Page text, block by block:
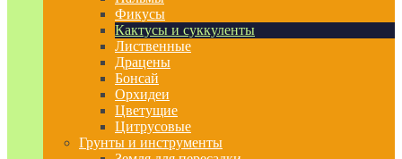
Фикусы
Кактусы и суккуленты
Лиственные
Драцены
Бонсай
Орхидеи
Цветущие
Цитрусовые
Грунты и инструменты